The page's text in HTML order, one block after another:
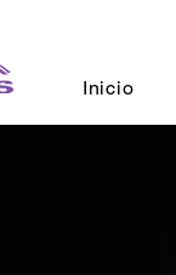
Inicio